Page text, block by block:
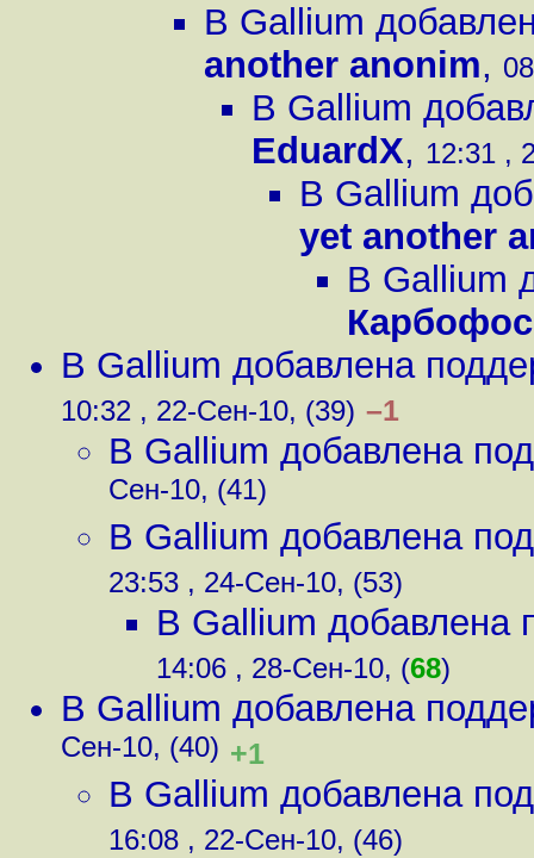
В Gallium
another anonim,
В Gallium
EduardX, 12:31 ,
В Gallium
yet another
В Gallium
Карбофос
В Gallium добавлена
10:32 , 22-Сен-10, (39) –1
В Gallium добавлена
Сен-10, (41)
В Gallium добавлена
23:53 , 24-Сен-10, (53)
В Gallium добавлена
14:06 , 28-Сен-10, (68)
В Gallium добавлена
Сен-10, (40) +1
В Gallium добавлена
16:08 , 22-Сен-10, (46)